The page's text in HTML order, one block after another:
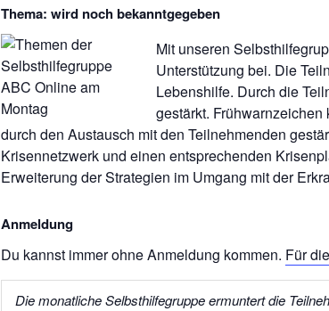
Thema: wird noch bekanntgegeben
Mit unseren
Unterstützung bei. Die
Lebenshilfe. Durch die
gestärkt.
durch den Austausch mit den Teilnehmenden
Krisennetzwerk und einen entsprechenden
Erweiterung der Strategien im Umgang mit der
Anmeldung
Du kannst immer ohne Anmeldung kommen. Für
Die monatlicheSelbsthilfegruppe ermuntert die